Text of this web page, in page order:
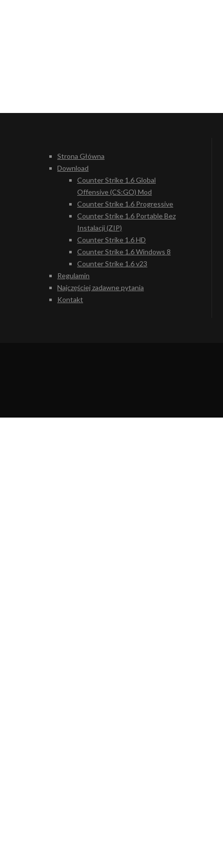
Strona Główna
Download
Counter Strike 1.6 Global
Offensive (CS:GO) Mod
Counter Strike 1.6 Progressive
Counter Strike 1.6 Portable Bez
Instalacji (ZIP)
Counter Strike 1.6 HD
Counter Strike 1.6 Windows 8
Counter Strike 1.6 v23
Regulamin
Najczęściej zadawne pytania
Kontakt